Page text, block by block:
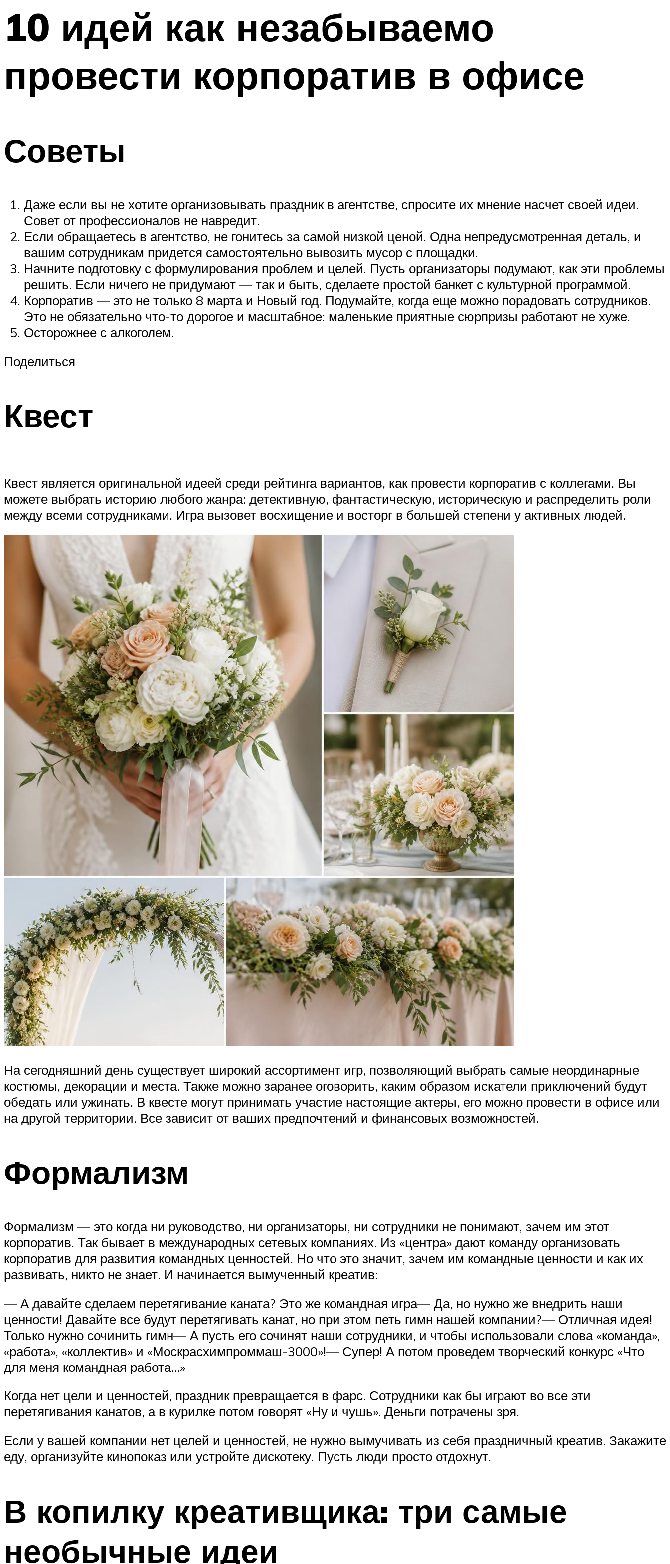
Меню
10 идей как незабываемо
провести корпоратив в офисе
Советы
Даже если вы не хотите организовывать праздник в агентстве, спросите их мнение насчет своей идеи.
Совет от профессионалов не навредит.
Если обращаетесь в агентство, не гонитесь за самой низкой ценой. Одна непредусмотренная деталь, и
вашим сотрудникам придется самостоятельно вывозить мусор с площадки.
Начните подготовку с формулирования проблем и целей. Пусть организаторы подумают, как эти проблемы
решить. Если ничего не придумают — так и быть, сделаете простой банкет с культурной программой.
Корпоратив — это не только 8 марта и Новый год. Подумайте, когда еще можно порадовать сотрудников.
Это не обязательно что-то дорогое и масштабное: маленькие приятные сюрпризы работают не хуже.
Осторожнее с алкоголем.
Поделиться
Квест
Квест является оригинальной идеей среди рейтинга вариантов, как провести корпоратив с коллегами. Вы
можете выбрать историю любого жанра: детективную, фантастическую, историческую и распределить роли
между всеми сотрудниками. Игра вызовет восхищение и восторг в большей степени у активных людей.
На сегодняшний день существует широкий ассортимент игр, позволяющий выбрать самые неординарные
костюмы, декорации и места. Также можно заранее оговорить, каким образом искатели приключений будут
обедать или ужинать. В квесте могут принимать участие настоящие актеры, его можно провести в офисе или
на другой территории. Все зависит от ваших предпочтений и финансовых возможностей.
Формализм
Формализм — это когда ни руководство, ни организаторы, ни сотрудники не понимают, зачем им этот
корпоратив. Так бывает в международных сетевых компаниях. Из «центра» дают команду организовать
корпоратив для развития командных ценностей. Но что это значит, зачем им командные ценности и как их
развивать, никто не знает. И начинается вымученный креатив:
— А давайте сделаем перетягивание каната? Это же командная игра— Да, но нужно же внедрить наши
ценности! Давайте все будут перетягивать канат, но при этом петь гимн нашей компании?— Отличная идея!
Только нужно сочинить гимн— А пусть его сочинят наши сотрудники, и чтобы использовали слова «команда»,
«работа», «коллектив» и «Москрасхимпроммаш-3000»!— Супер! А потом проведем творческий конкурс «Что
для меня командная работа…»
Когда нет цели и ценностей, праздник превращается в фарс. Сотрудники как бы играют во все эти
перетягивания канатов, а в курилке потом говорят «Ну и чушь». Деньги потрачены зря.
Если у вашей компании нет целей и ценностей, не нужно вымучивать из себя праздничный креатив. Закажите
еду, организуйте кинопоказ или устройте дискотеку. Пусть люди просто отдохнут.
В копилку креативщика: три самые
необычные идеи